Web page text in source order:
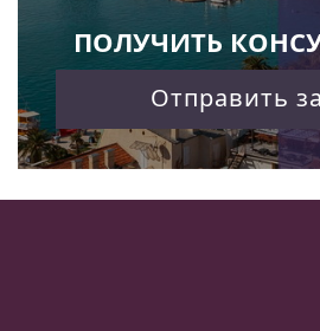
ПОЛУЧИТЬ
Отправить